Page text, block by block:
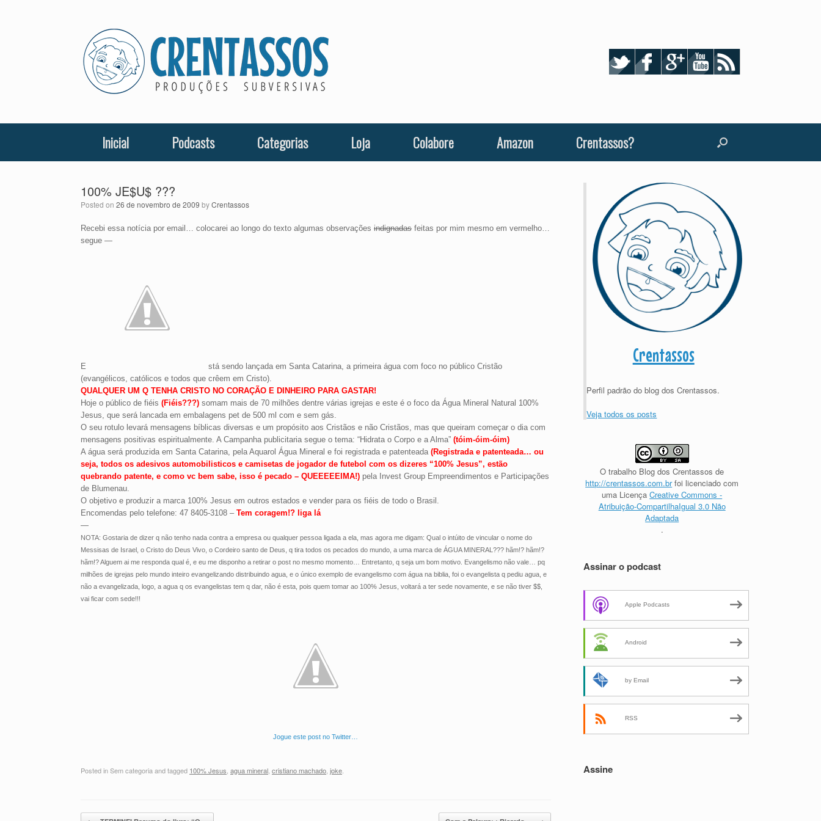
Inicial Podcasts Categorias Loja Colabore Amazon Crentassos?
100% JE$U$ ???
Posted on 26 de novembro de 2009 byCrentassos
Recebi essa notícia por email… colocarei ao longo do texto algumas observações indignadas feitas por mim mesmo em vermelho…
segue —
E
stá sendo lançada em Santa Catarina, a primeira água com foco no público Cristão
(evangélicos, católicos e todos que crêem em Cristo).
QUALQUER UM Q TENHA CRISTO NO CORAÇÃO E DINHEIRO PARA GASTAR!
Hoje o público de fiéis (Fiéis???) somam mais de 70 milhões dentre várias igrejas e este é o foco da Água Mineral Natural 100%
Jesus, que será lancada em embalagens pet de 500 ml com e sem gás.
O seu rotulo levará mensagens bíblicas diversas e um propósito aos Cristãos e não Cristãos, mas que queiram começar o dia com
mensagens positivas espiritualmente. A Campanha publicitaria segue o tema: “Hidrata o Corpo e a Alma” (tóim-óim-óim)
A água será produzida em Santa Catarina, pela Aquarol Água Mineral e foi registrada e patenteada (Registrada e patenteada… ou
seja, todos os adesivos automobilisticos e camisetas de jogador de futebol com os dizeres “100% Jesus”, estão
quebrando patente, e como vc bem sabe, isso é pecado – QUEEEEEIMA!) pela Invest Group Empreendimentos e Participações
de Blumenau.
O objetivo e produzir a marca 100% Jesus em outros estados e vender para os fiéis de todo o Brasil.
Encomendas pelo telefone: 47 8405-3108 – Tem coragem!? liga lá
—
NOTA: Gostaria de dizer q não tenho nada contra a empresa ou qualquer pessoa ligada a ela, mas agora me digam: Qual o intúito de vincular o nome do
Messisas de Israel, o Cristo do Deus Vivo, o Cordeiro santo de Deus, q tira todos os pecados do mundo, a uma marca de ÁGUA MINERAL??? hãm!? hãm!?
hãm!? Alguem ai me responda qual é, e eu me disponho a retirar o post no mesmo momento… Entretanto, q seja um bom motivo. Evangelismo não vale… pq
milhões de igrejas pelo mundo inteiro evangelizando distribuindo agua, e o único exemplo de evangelismo com água na biblia, foi o evangelista q pediu agua, e
não a evangelizada, logo, a agua q os evangelistas tem q dar, não é esta, pois quem tomar ao 100% Jesus, voltará a ter sede novamente, e se não tiver $$,
vai ficar com sede!!!
Jogue este post no Twitter…
Posted in Sem categoria and tagged 100% Jesus agua mineral cristiano machado joke
Post navigation
Crentassos
Perfil padrão do blog dos Crentassos.
Veja todos os posts
O trabalho Blog dos Crentassos de
http://crentassos.com.brfoi licenciado com
uma LicençaCreative Commons -
Atribuição-CompartilhaIgual 3.0 Não
Adaptada
.
Assinar o podcast
Apple Podcasts
Android
by Email
RSS
Assine